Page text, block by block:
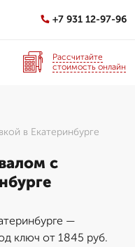
+7 931 12-97-96
Рассчитайте
стоимость онлайн
в Екатеринбурге
с
—
ключ от 1845 руб.